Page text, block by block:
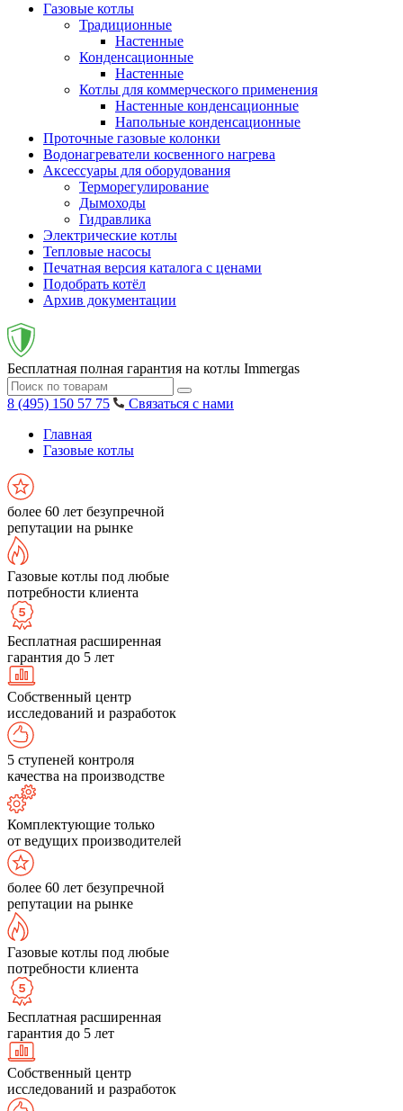
Газовые котлы
Традиционные
Настенные
Конденсационные
Настенные
Котлы для коммерческого применения
Настенные конденсационные
Напольные конденсационные
Проточные газовые колонки
Водонагреватели косвенного нагрева
Аксессуары для оборудования
Терморегулирование
Дымоходы
Гидравлика
Электрические котлы
Тепловые насосы
Печатная версия каталога с ценами
Подобрать котёл
Архив документации
Бесплатная полная гарантия на котлы Immergas
8 (495) 150 57 75
Связаться с нами
Главная
Газовые котлы
более 60 лет безупречной
репутации на рынке
Газовые котлы под любые
потребности клиента
Бесплатная расширенная
гарантия до 5 лет
Собственный центр
исследований и разработок
5 ступеней контроля
качества на производстве
Комплектующие только
от ведущих производителей
более 60 лет безупречной
репутации на рынке
Газовые котлы под любые
потребности клиента
Бесплатная расширенная
гарантия до 5 лет
Собственный центр
исследований и разработок